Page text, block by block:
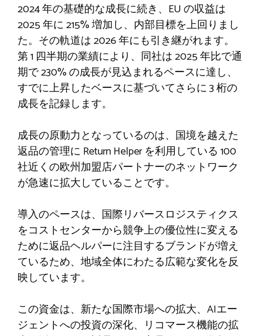
2024 年の基礎的な成長に続き、EU の収益は
2025 年に 215% 増加し、内部目標を上回りまし
た。その軌道は 2026 年にも引き継がれます。
第 1 四半期の業績により、同社は 2025 年比で通
期で 230% の成長が見込まれるペースに達し、
すでに上昇したベースに基づいてさらに 3 桁の
成長を記録します。
成長の原動力となっているのは、国境を越えた
返品の管理に Return Helper を利用している 100
社近くの欧州加盟店パートナーのネットワーク
が急速に拡大していることです。
導入のペースは、国際リバースロジスティクス
をコストセンターから競争上の優位性に変える
ために返品ヘルパーに注目するブランドが増え
ているため、地域全体にわたる広範な変化を反
映しています。
この資金は、新たな国際市場への拡大、AIエー
ジェントへの投資の深化、リコマース機能の拡